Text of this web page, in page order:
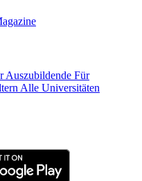
Auszubildende Für
Alle Universitäten